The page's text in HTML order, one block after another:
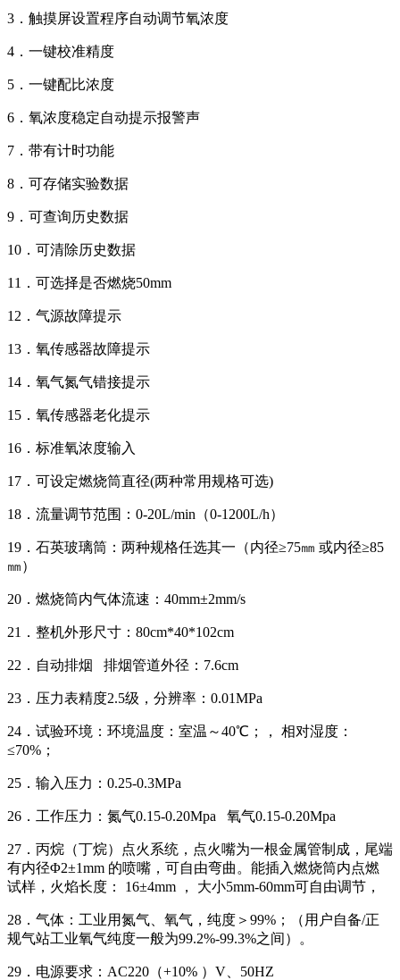
3．触摸屏设置程序自动调节氧浓度
4．一键校准精度
5．一键配比浓度
6．氧浓度稳定自动提示报警声
7．带有计时功能
8．可存储实验数据
9．可查询历史数据
10．可清除历史数据
11．可选择是否燃烧50mm
12．气源故障提示
13．氧传感器故障提示
14．氧气氮气错接提示
15．氧传感器老化提示
16．标准氧浓度输入
17．可设定燃烧筒直径(两种常用规格可选)
18．流量调节范围：0-20L/min（0-1200L/h）
19．石英玻璃筒：两种规格任选其一（内径≥75㎜ 或内径≥85
㎜）
20．燃烧筒内气体流速：40mm±2mm/s
21．整机外形尺寸：80cm*40*102cm
22．自动排烟 排烟管道外径：7.6cm
23．压力表精度2.5级，分辨率：0.01MPa
24．试验环境：环境温度：室温～40℃；， 相对湿度：
≤70%；
25．输入压力：0.25-0.3MPa
26．工作压力：氮气0.15-0.20Mpa 氧气0.15-0.20Mpa
27．丙烷（丁烷）点火系统，点火嘴为一根金属管制成，尾端
有内径Φ2±1mm 的喷嘴，可自由弯曲。能插入燃烧筒内点燃
试样，火焰长度： 16±4mm ， 大小5mm-60mm可自由调节，
28．气体：工业用氮气、氧气，纯度＞99%；（用户自备/正
规气站工业氧气纯度一般为99.2%-99.3%之间）。
29．电源要求：AC220（+10% ）V、50HZ